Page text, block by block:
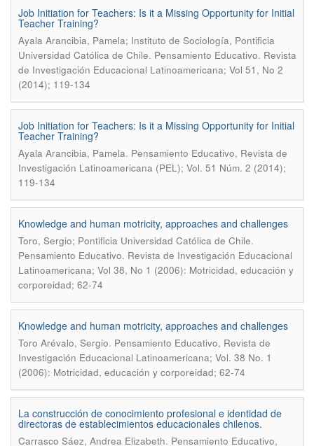
Job Initiation for Teachers: Is it a Missing Opportunity for Initial
Teacher Training?
Ayala Arancibia, Pamela; Instituto de Sociología, Pontificia
Universidad Católica de Chile. Pensamiento Educativo. Revista
de Investigación Educacional Latinoamericana; Vol 51, No 2
(2014); 119-134
Job Initiation for Teachers: Is it a Missing Opportunity for Initial
Teacher Training?
Ayala Arancibia, Pamela. Pensamiento Educativo, Revista de
Investigación Latinoamericana (PEL); Vol. 51 Núm. 2 (2014);
119-134
Knowledge and human motricity, approaches and challenges
Toro, Sergio; Pontificia Universidad Católica de Chile.
Pensamiento Educativo. Revista de Investigación Educacional
Latinoamericana; Vol 38, No 1 (2006): Motricidad, educación y
corporeidad; 62-74
Knowledge and human motricity, approaches and challenges
Toro Arévalo, Sergio. Pensamiento Educativo, Revista de
Investigación Educacional Latinoamericana; Vol. 38 No. 1
(2006): Motricidad, educación y corporeidad; 62-74
La construcción de conocimiento profesional e identidad de
directoras de establecimientos educacionales chilenos.
Carrasco Sáez, Andrea Elizabeth. Pensamiento Educativo,